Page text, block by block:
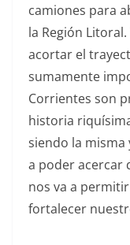
camiones para
la Región
acortar el
sumamente
Corrientes son
historia
siendo la misma
a poder acercar
nos va a
fortalecer